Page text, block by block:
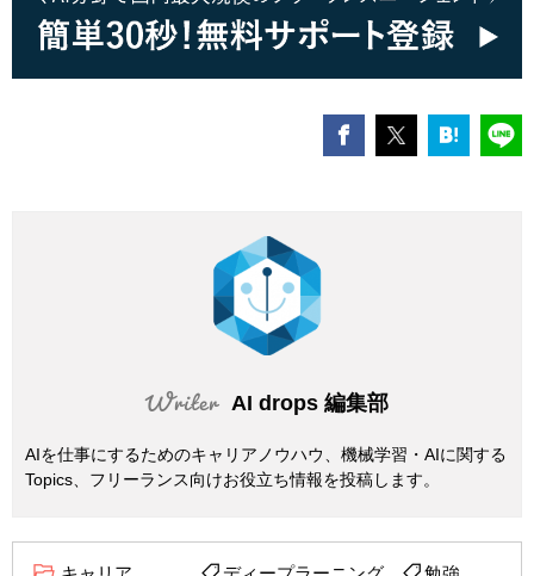
AI drops 編集部
AIを仕事にするためのキャリアノウハウ、機械学習・AIに関する
Topics、フリーランス向けお役立ち情報を投稿します。